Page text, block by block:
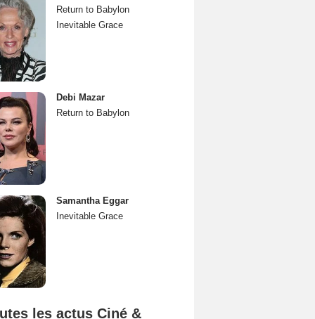
Return to Babylon
Inevitable Grace
Debi Mazar
Return to Babylon
Samantha Eggar
Inevitable Grace
les actus Ciné &